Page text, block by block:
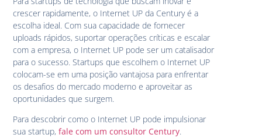
crescer rapidamente, o Internet UP da Century é a
escolha ideal. Com sua capacidade de fornecer
uploads rápidos, suportar operações críticas e escalar
com a empresa, o Internet UP pode ser um catalisador
para o sucesso. Startups que escolhem o Internet UP
colocam-se em uma posição vantajosa para enfrentar
os desafios do mercado moderno e aproveitar as
oportunidades que surgem.
Para descobrir como o Internet UP pode impulsionar
sua startup,fale com um consultor Century.